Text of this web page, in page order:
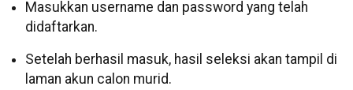
Masukkan username dan password yang telah
didaftarkan.
Setelah berhasil masuk, hasil seleksi akan tampil di
laman akun calon murid.